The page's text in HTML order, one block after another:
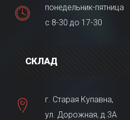
понедельник-пятница
с 8-30 до 17-30
СКЛАД
г. Старая Купавна,
ул. Дорожная, д.3А